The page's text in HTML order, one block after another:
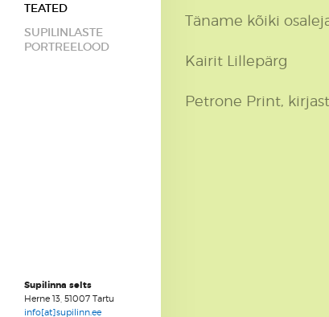
TEATED
SUPILINLASTE
PORTREELOOD
Täname kõiki
Kairit Lillepärg
Petrone Print,
Supilinna selts
Herne 13, 51007 Tartu
info[at]supilinn.ee